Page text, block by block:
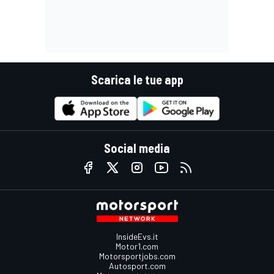
Scarica le tue app
Social media
InsideEvs.it
Motor1.com
Motorsportjobs.com
Autosport.com